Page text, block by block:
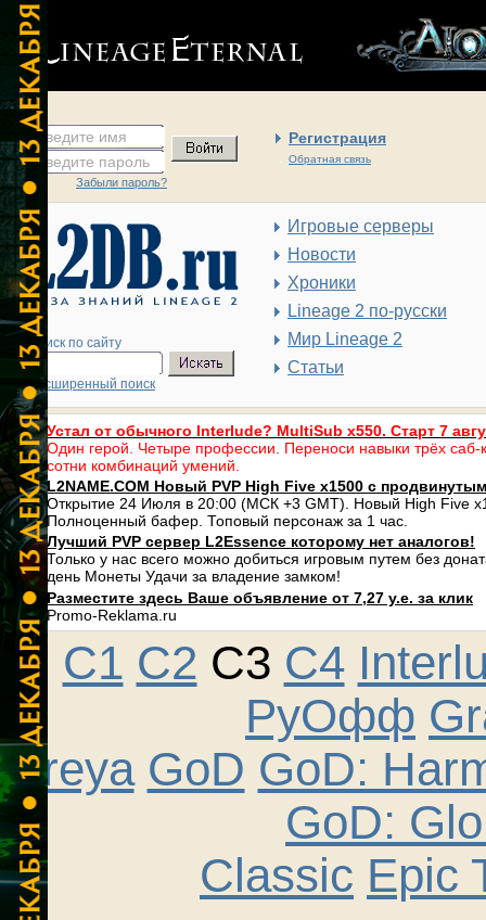
введите имя Регистрация
Обратная связь
введите пароль
Забыли пароль?
Поиск по сайту
Расширенный поиск
Игровые серверы
Новости
Хроники
Lineage 2 по-русски
Мир Lineage 2
Статьи
Устал от обычного Interlude? MultiSub x550. Старт 7
Один герой. Четыре профессии. Переноси навыки трёх саб-
сотни комбинаций умений.
L2NAME.COM Новый PVP High Five x1500 с
Открытие 24 Июля в 20:00 (МСК +3 GMT). Новый High Five
Полноценный бафер. Топовый персонаж за 1 час.
Лучший PVP сервер L2Essence которому нет аналогов!
Только у нас всего можно добиться игровым путем без
день Монеты Удачи за владение замком!
Разместите здесь Ваше объявление от 7,27 у.е. за клик
Promo-Reklama.ru
C1 C2 C3 C4
РуОфф
Freya GoD GoD:
GoD:
Classic Epic